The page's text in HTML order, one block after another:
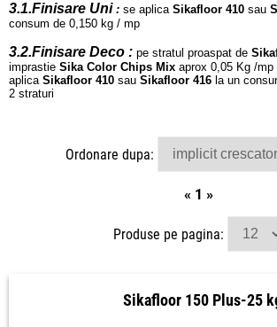
3.1.Finisare Uni : se aplica Sikafloor 410 sau
consum de 0,150 kg / mp
3.2.Finisare Deco : pe stratul proaspat de
imprastie Sika Color Chips Mix aprox 0,05 Kg /mp
aplica Sikafloor 410 sau Sikafloor 416 la un
2 straturi
Ordonare dupa:
« 1 »
Produse pe pagina:
Sikafloor 150 Plus-25